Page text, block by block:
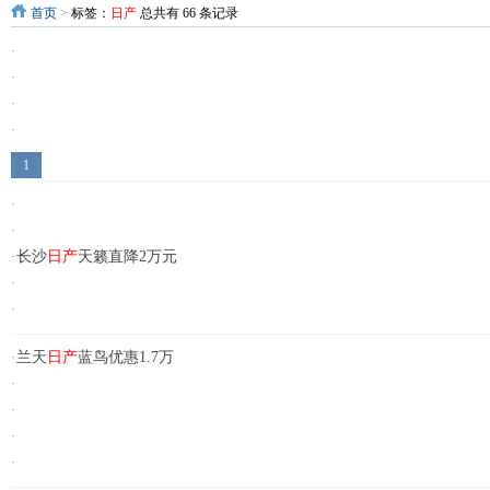
首页 > 标签： 日产 总共有 66 条记录
·
·
·
·
·
·
·
·长沙 日产天籁直降2万元
·
·
· 兰天 日产蓝鸟优惠1.7万
·
·
·
·
1